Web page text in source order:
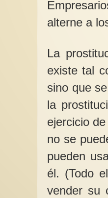
alterne a
La
existe tal
sino que
la
ejercicio
no se
pueden
él. (Todo
vender su